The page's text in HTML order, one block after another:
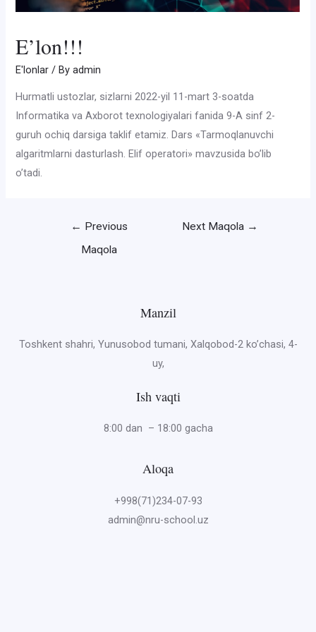
E’lon!!!
E'lonlar / Byadmin
Hurmatli ustozlar, sizlarni 2022-yil 11-mart 3-soatda
Informatika va Axborot texnologiyalari fanida 9-A sinf 2-
guruh ochiq darsiga taklif etamiz. Dars «Tarmoqlanuvchi
algaritmlarni dasturlash. Elif operatori» mavzusida bo’lib
o’tadi.
← Previous
Maqola
Next Maqola →
Manzil
Toshkent shahri, Yunusobod tumani, Xalqobod-2 ko’chasi, 4-
uy,
Ish vaqti
8:00 dan – 18:00 gacha
Aloqa
+998(71)234-07-93
admin@nru-school.uz